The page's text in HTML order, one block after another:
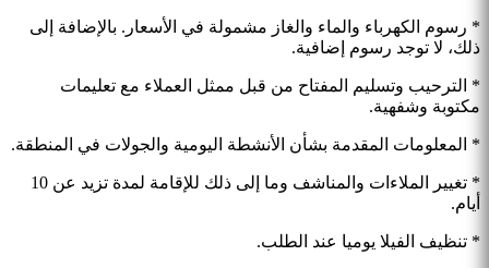
* رسوم الكهرباء والماء والغاز مشمولة في الأسعار. بالإضافة إلى
ذلك، لا توجد رسوم إضافية.
* الترحيب وتسليم المفتاح من قبل ممثل العملاء مع تعليمات
مكتوبة وشفهية.
* المعلومات المقدمة بشأن الأنشطة اليومية والجولات في المنطقة.
* تغيير الملاءات والمناشف وما إلى ذلك للإقامة لمدة تزيد عن 10
أيام.
* تنظيف الفيلا يوميا عند الطلب.